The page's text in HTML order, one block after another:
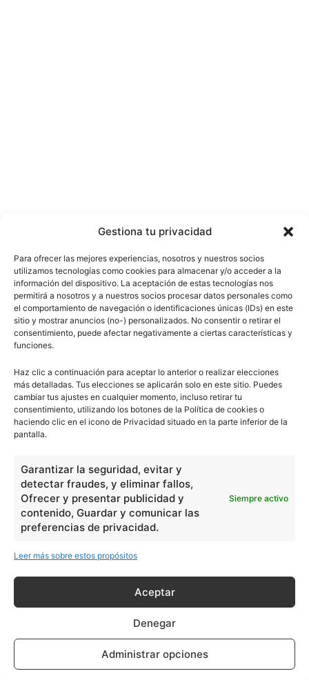
Gestiona tu privacidad
Para ofrecer las mejores experiencias, nosotros y nuestros socios
utilizamos tecnologías como cookies para almacenar y/o acceder a la
información del dispositivo. La aceptación de estas tecnologías nos
permitirá a nosotros y a nuestros socios procesar datos personales como
el comportamiento de navegación o identificaciones únicas (IDs) en este
sitio y mostrar anuncios (no-) personalizados. No consentir o retirar el
consentimiento, puede afectar negativamente a ciertas características y
funciones.
Haz clic a continuación para aceptar lo anterior o realizar elecciones
más detalladas. Tus elecciones se aplicarán solo en este sitio. Puedes
cambiar tus ajustes en cualquier momento, incluso retirar tu
consentimiento, utilizando los botones de la Política de cookies o
haciendo clic en el icono de Privacidad situado en la parte inferior de la
pantalla.
Garantizar la seguridad, evitar y
detectar fraudes, y eliminar fallos,
Ofrecer y presentar publicidad y
contenido, Guardar y comunicar las
preferencias de privacidad.
Siempre activo
Leer más sobre estos propósitos
Aceptar
Denegar
Administrar opciones